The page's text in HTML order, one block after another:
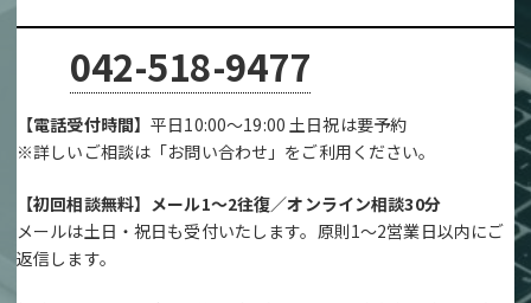
042-518-9477
【電話受付時間】平日10:00～19:00 土日祝は要予約
※詳しいご相談は「お問い合わせ」をご利用ください。
【初回相談無料】メール1～2往復／オンライン相談30分
メールは土日・祝日も受付いたします。原則1～2営業日以内にご
返信します。